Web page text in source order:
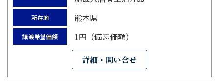
所在地 熊本県
譲渡希望価額 1円（備忘価額）
詳細・問い合せ